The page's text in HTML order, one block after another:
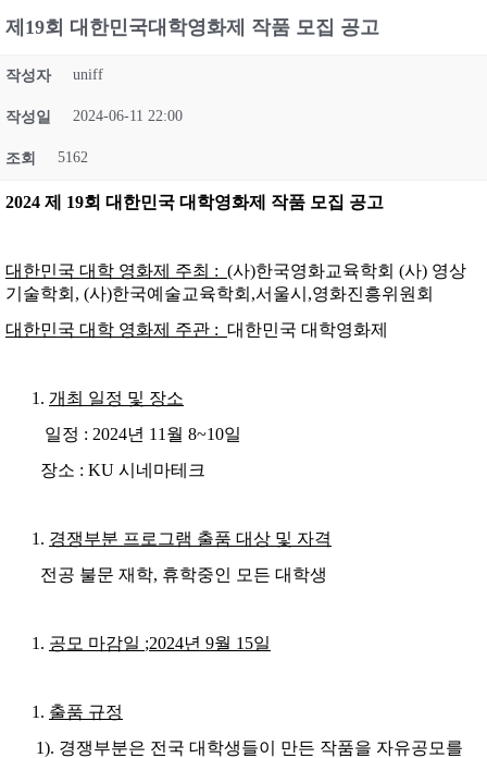
제19회 대한민국대학영화제 작품 모집 공고
작성자 uniff
작성일 2024-06-11 22:00
조회 5162
2024 제 19회 대한민국 대학영화제 작품 모집 공고
대한민국 대학 영화제 주최 : (사)한국영화교육학회 (사) 영상
기술학회, (사)한국예술교육학회,서울시,영화진흥위원회
대한민국 대학 영화제 주관 : 대한민국 대학영화제
개최 일정 및 장소
일정 : 2024년 11월 8~10일
장소 : KU 시네마테크
경쟁부분 프로그램 출품 대상 및 자격
전공 불문 재학, 휴학중인 모든 대학생
공모 마감일 ;2024년 9월 15일
출품 규정
1). 경쟁부분은 전국 대학생들이 만든 작품을 자유공모를